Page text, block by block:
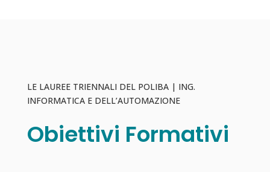
LE LAUREE TRIENNALI DEL POLIBA | ING.
INFORMATICA E DELL’AUTOMAZIONE
Obiettivi Formativi